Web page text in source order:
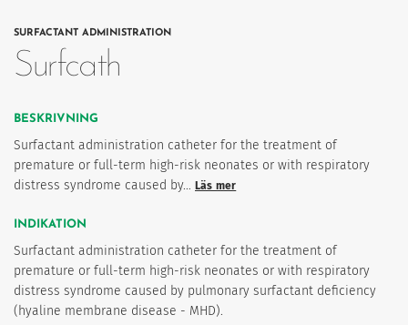
SURFACTANT ADMINISTRATION
Surfcath
BESKRIVNING
Surfactant administration catheter for the treatment of
premature or full-term high-risk neonates or with respiratory
distress syndrome caused by… Läs mer
INDIKATION
Surfactant administration catheter for the treatment of
premature or full-term high-risk neonates or with respiratory
distress syndrome caused by pulmonary surfactant deficiency
(hyaline membrane disease - MHD).
och humanism.